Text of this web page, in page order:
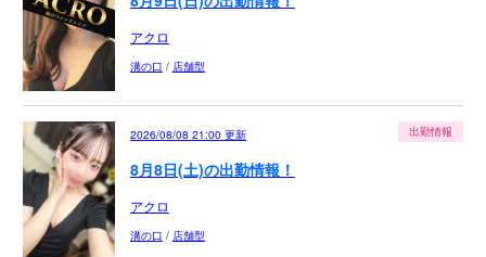
アクロ
溝の口 / 店舗型
出勤情報
2026/08/08 21:00 更新
8月8日(土)の出勤情報！
アクロ
溝の口 / 店舗型